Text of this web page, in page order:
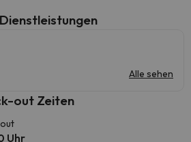
Alle sehen
out Zeiten
Uhr